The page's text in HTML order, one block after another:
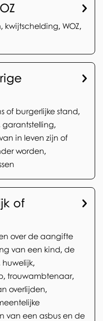
WOZ,
of burgerlijke stand,
in leven zijn of
worden,
of
over de aangifte
van een kind, de
trouwambtenaar,
overlijden,
van een asbus en de